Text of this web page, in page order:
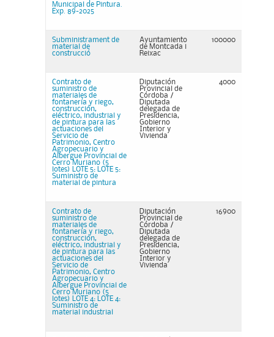
Municipal de Pintura.
Exp. 89-2025
Subministrament de
material de
construcció
Ayuntamiento
de Montcada i
Reixac
100000
Contrato de
suministro de
materiales de
fontanería y riego,
construcción,
eléctrico, industrial y
de pintura para las
actuaciones del
Servicio de
Patrimonio, Centro
Agropecuario y
Albergue Provincial de
Cerro Muriano (5
lotes) LOTE 5: LOTE 5:
Suministro de
material de pintura
Diputación
Provincial de
Córdoba /
Diputada
delegada de
Presidencia,
Gobierno
Interior y
Vivienda
4000
Contrato de
suministro de
materiales de
fontanería y riego,
construcción,
eléctrico, industrial y
de pintura para las
actuaciones del
Servicio de
Patrimonio, Centro
Agropecuario y
Albergue Provincial de
Cerro Muriano (5
lotes) LOTE 4: LOTE 4:
Suministro de
material industrial
Diputación
Provincial de
Córdoba /
Diputada
delegada de
Presidencia,
Gobierno
Interior y
Vivienda
16900